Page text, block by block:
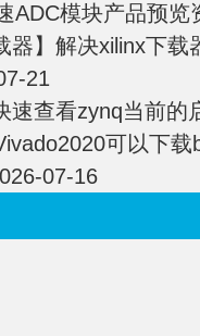
ADC模块产品预览
器】解决xilinx下载
21
速查看zynq当前的
可以下载
07-16